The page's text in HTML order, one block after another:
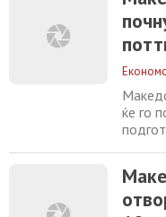
ќе се
на
ќе го
ќе се